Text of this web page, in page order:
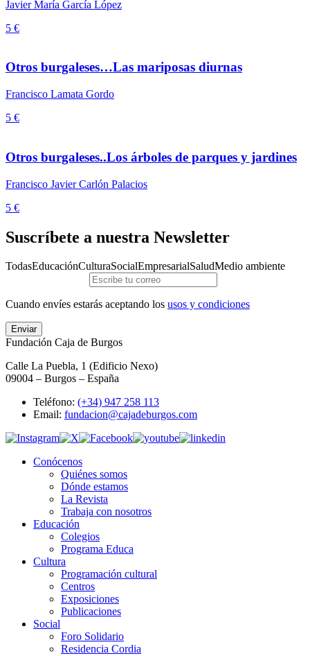
Javier María García López
5 €
Otros burgaleses…Las mariposas diurnas
Francisco Lamata Gordo
5 €
Otros burgaleses..Los árboles de parques y jardines
Francisco Javier Carlón Palacios
5 €
Suscríbete a nuestra Newsletter
TodasEducaciónCulturaSocialEmpresarialSaludMedio ambiente
Cuando envíes estarás aceptando los usos y condiciones
Enviar
Fundación Caja de Burgos
Calle La Puebla, 1 (Edificio Nexo)
09004 – Burgos – España
Teléfono: (+34) 947 258 113
Email: fundacion@cajadeburgos.com
Conócenos
Quiénes somos
Dónde estamos
La Revista
Trabaja con nosotros
Educación
Colegios
Programa Educa
Cultura
Programación cultural
Centros
Exposiciones
Publicaciones
Social
Foro Solidario
Residencia Cordia